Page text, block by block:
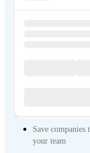
Save
your team